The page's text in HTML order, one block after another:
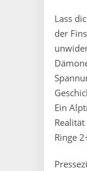
Lass
der
Ein
Ringe